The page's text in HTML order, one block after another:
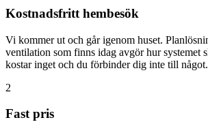
Kostnadsfritt hembesök
Vi kommer ut och går igenom huset.
ventilation som finns idag avgör hur systemet
kostar inget och du förbinder dig inte till något.
2
Fast pris